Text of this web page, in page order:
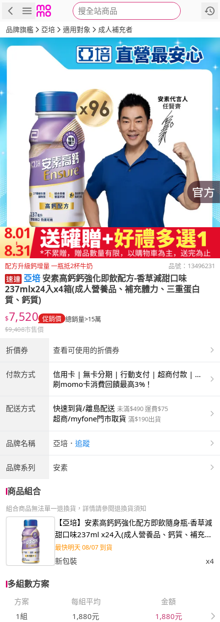
搜全站商品
商品 評價 詳情
品牌旗艦 亞培 適用對象 成人補充者
配方升級鈣增量 一瓶抵2杯牛奶 品號： 13496231
亞培 安素高鈣鈣強化即飲配方-香草減甜口味
237mlx24入x4箱(成人營養品、補充體力、三重蛋白
質、鈣質)
$7,520 促銷價 總銷量>15萬
$9,408市售價
折價券 查看可使用的折價券
付款方式
信用卡 | 無卡分期 | 行動支付 | 超商付款 | 銀
聯卡
刷momo卡消費回饋最高3%！
配送方式 快速到貨/離島配送 未滿$490 運費$75
超商/myfone門市取貨 滿$190出貨
品牌名稱 亞培 ． 追蹤
品牌系列 安素
商品組合
組合商品無法單一退換貨，詳情請參閱退換貨須知
【亞培】安素高鈣鈣強化配方即飲隨身瓶-香草減
甜口味237ml x24入(成人營養品、鈣質、補充體
力、任賢齊代言)
最快明天 08/07 到貨
新包裝 x4
多組數方案
方案 每組平均
金額
1組
1,880元
1,880元